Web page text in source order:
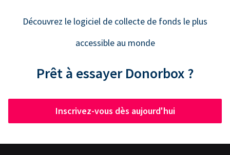
Découvrez le logiciel de collecte de fonds le plus
accessible au monde
Prêt à essayer Donorbox ?
Inscrivez-vous dès aujourd'hui